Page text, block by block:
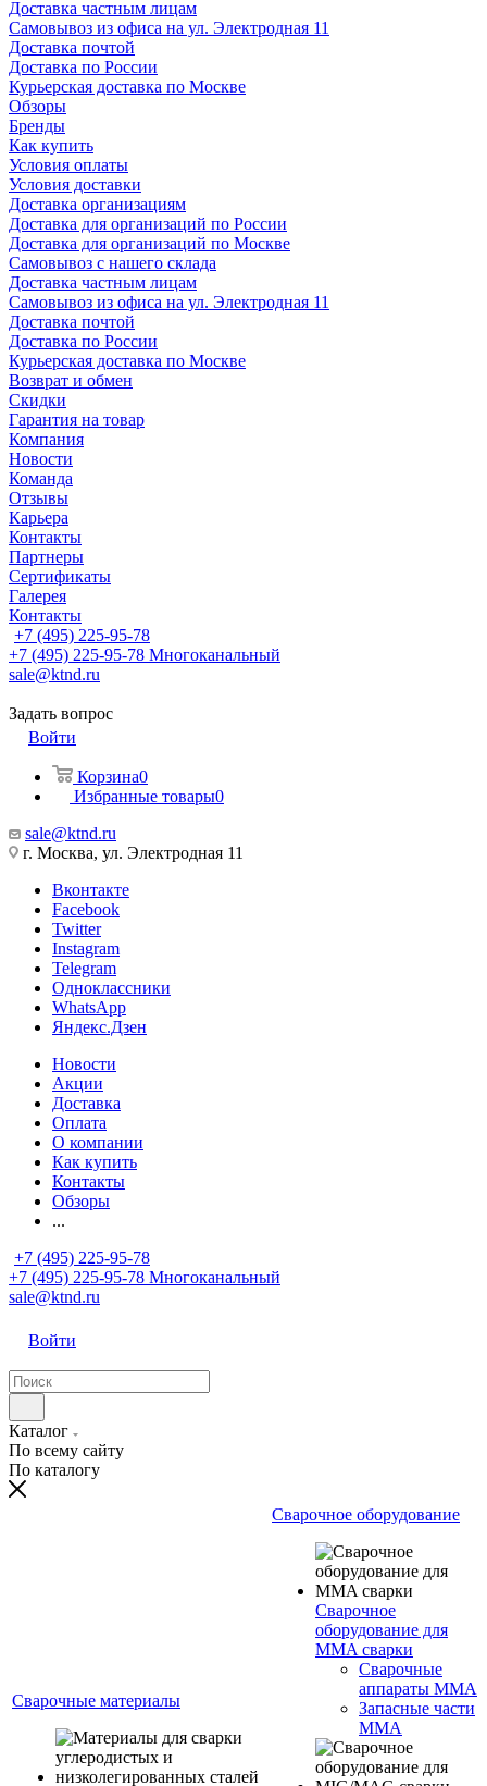
Доставка частным лицам
Самовывоз из офиса на ул. Электродная 11
Доставка почтой
Доставка по России
Курьерская доставка по Москве
Обзоры
Бренды
Как купить
Условия оплаты
Условия доставки
Доставка организациям
Доставка для организаций по России
Доставка для организаций по Москве
Самовывоз с нашего склада
Доставка частным лицам
Самовывоз из офиса на ул. Электродная 11
Доставка почтой
Доставка по России
Курьерская доставка по Москве
Возврат и обмен
Скидки
Гарантия на товар
Компания
Новости
Команда
Отзывы
Карьера
Контакты
Партнеры
Сертификаты
Галерея
Контакты
+7 (495) 225-95-78
+7 (495) 225-95-78 Многоканальный
sale@ktnd.ru
Задать вопрос
Войти
Корзина0
Избранные товары0
sale@ktnd.ru
г. Москва, ул. Электродная 11
Вконтакте
Facebook
Twitter
Instagram
Telegram
Одноклассники
WhatsApp
Яндекс.Дзен
Новости
Акции
Доставка
Оплата
О компании
Как купить
Контакты
Обзоры
...
+7 (495) 225-95-78
+7 (495) 225-95-78 Многоканальный
sale@ktnd.ru
Войти
Каталог
По всему сайту
По каталогу
Сварочные материалы
Сварочное оборудование
Сварочное
оборудование для
MMA сварки
Сварочные
аппараты MMA
Запасные части
MMA